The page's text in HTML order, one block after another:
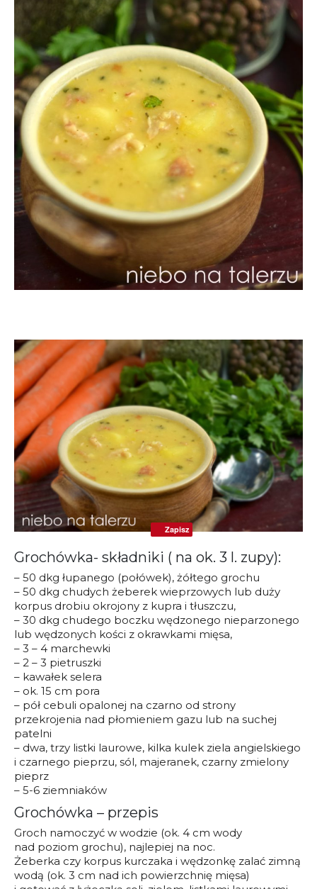
Grochówka- składniki ( na ok. 3 l. zupy):
– 50 dkg łupanego (połówek), żółtego grochu
– 50 dkg chudych żeberek wieprzowych lub duży
korpus drobiu okrojony z kupra i tłuszczu,
– 30 dkg chudego boczku wędzonego nieparzonego
lub wędzonych kości z okrawkami mięsa,
– 3 – 4 marchewki
– 2 – 3 pietruszki
– kawałek selera
– ok. 15 cm pora
– pół cebuli opalonej na czarno od strony
przekrojenia nad płomieniem gazu lub na suchej
patelni
– dwa, trzy listki laurowe, kilka kulek ziela angielskiego
i czarnego pieprzu, sól, majeranek, czarny zmielony
pieprz
– 5-6 ziemniaków
Grochówka – przepis
Groch namoczyć w wodzie (ok. 4 cm wody
nad poziom grochu), najlepiej na noc.
Żeberka czy korpus kurczaka i wędzonkę zalać zimną
wodą (ok. 3 cm nad ich powierzchnię mięsa)
Zapisz